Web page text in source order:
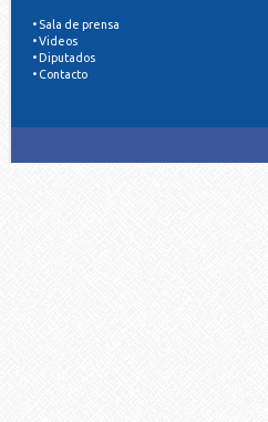
• Sala de prensa
• Videos
• Diputados
• Contacto